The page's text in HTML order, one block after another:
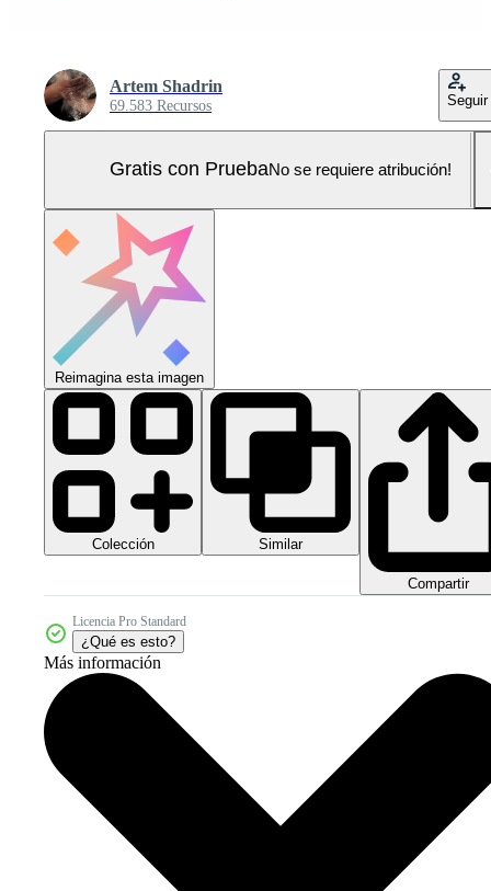
Artem Shadrin
69.583 Recursos Seguir
Gratis con PruebaNo se requiere atribución!
Reimagina esta imagen
Colección Similar
Compartir
Licencia Pro Standard
¿Qué es esto?
Más información